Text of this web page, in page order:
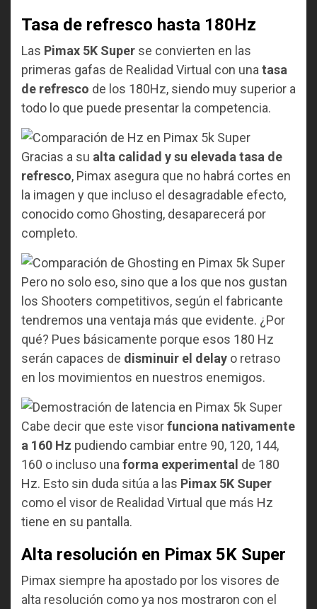
Tasa de refresco hasta 180Hz
Las Pimax 5K Super se convierten en las
primeras gafas de Realidad Virtual con una tasa
de refresco de los 180Hz, siendo muy superior a
todo lo que puede presentar la competencia.
Gracias a su alta calidad y su elevada tasa de
refresco, Pimax asegura que no habrá cortes en
la imagen y que incluso el desagradable efecto,
conocido como Ghosting, desaparecerá por
completo.
Pero no solo eso, sino que a los que nos gustan
los Shooters competitivos, según el fabricante
tendremos una ventaja más que evidente. ¿Por
qué? Pues básicamente porque esos 180 Hz
serán capaces de disminuir el delay o retraso
en los movimientos en nuestros enemigos.
Cabe decir que este visorfunciona nativamente
a 160 Hz pudiendo cambiar entre 90, 120, 144,
160 o incluso una forma experimental de 180
Hz. Esto sin duda sitúa a las Pimax 5K Super
como el visor de Realidad Virtual que más Hz
tiene en su pantalla.
Alta resolución en Pimax 5K Super
Pimax siempre ha apostado por los visores de
alta resolución como ya nos mostraron con el